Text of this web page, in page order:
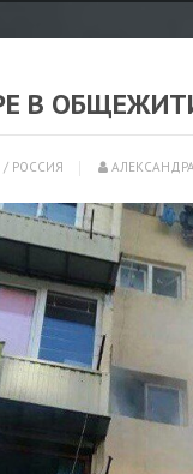
В
/ РОССИЯ